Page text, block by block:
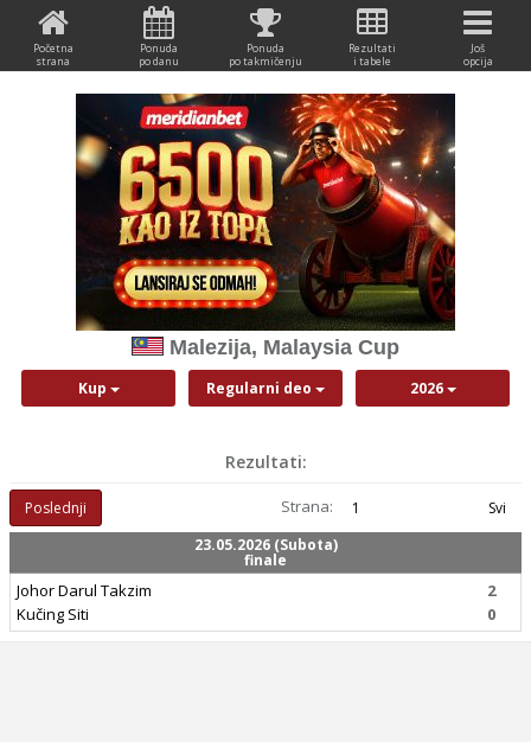
Početna
strana
Ponuda
po danu
Ponuda
po takmičenju
Rezultati
i tabele
Još
opcija
Malezija, Malaysia Cup
Kup Regularni deo 2026
Rezultati:
Poslednji Strana: 1
Svi
23.05.2026 (Subota)
finale
Johor Darul Takzim
Kučing Siti
2
0